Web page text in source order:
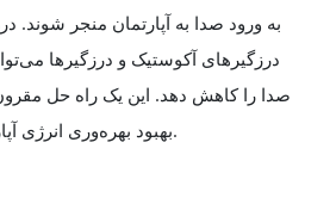
به ورود صدا به آپارتمان منجر شوند.
درزگیرهای آکوستیک و درزگیرها
صدا را کاهش دهد. این یک راه حل
بهبود بهره‌وری انرژی.